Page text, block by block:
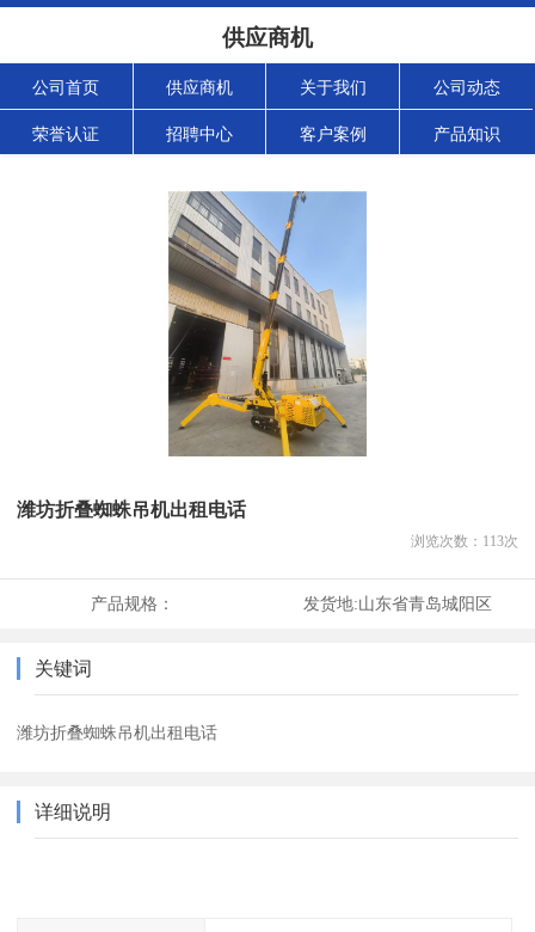
供应商机
公司首页 供应商机 关于我们 公司动态
荣誉认证 招聘中心 客户案例 产品知识
潍坊折叠蜘蛛吊机出租电话
浏览次数： 113次
产品规格： 发货地:山东省青岛城阳区
关键词
潍坊折叠蜘蛛吊机出租电话
详细说明